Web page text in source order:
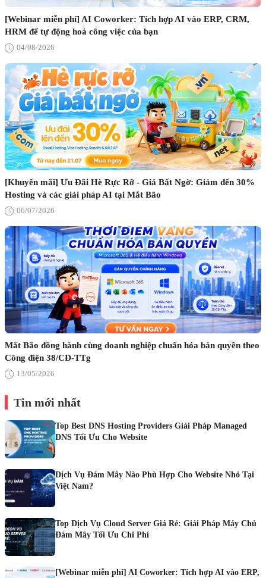
[Webinar miễn phí] AI Coworker: Tích hợp AI vào ERP, CRM,
HRM để tự động hoá công việc của bạn
04/08/2026
[Khuyến mãi] Ưu Đãi Hè Rực Rỡ - Giá Bất Ngờ: Giảm đến 30%
Hosting và các giải pháp AI tại Mắt Bão
06/07/2026
Mắt Bão đồng hành cùng doanh nghiệp chuẩn hóa bản quyền theo
Công điện 38/CĐ-TTg
13/05/2026
Tin mới nhất
Top Best DNS Hosting Providers Giải Pháp Managed
DNS Tối Ưu Cho Website
Dịch Vụ Đám Mây Nào Phù Hợp Cho Website Nhỏ Tại
Việt Nam?
Top Dịch Vụ Cloud Server Giá Rẻ: Giải Pháp Máy Chủ
Đám Mây Tối Ưu Chi Phí
[Webinar miễn phí] AI Coworker: Tích hợp AI vào ERP,